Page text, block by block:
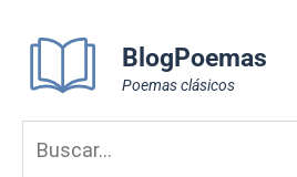
content
BlogPoemas
Poemas clásicos